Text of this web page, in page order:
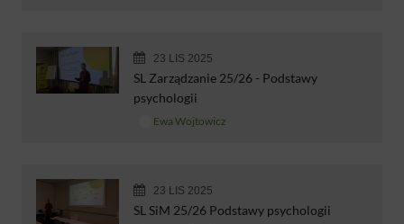
23 LIS 2025
SL Zarządzanie 25/26 - Podstawy
psychologii
Ewa Wojtowicz
23 LIS 2025
SL SiM 25/26 Podstawy psychologii